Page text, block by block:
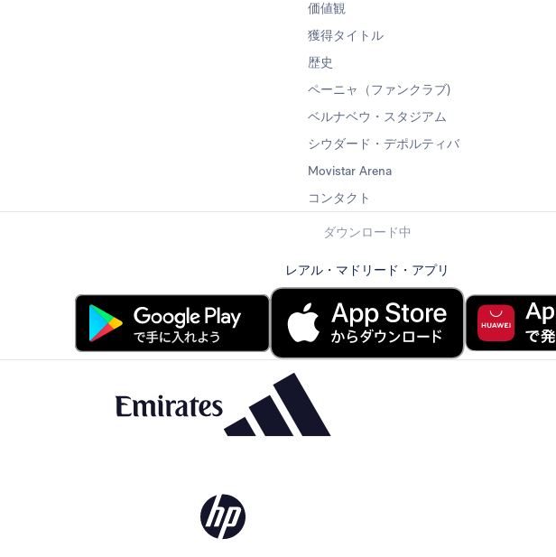
価値観
獲得タイトル
歴史
ペーニャ（ファンクラブ)
ベルナベウ・スタジアム
シウダード・デポルティバ
Movistar Arena
コンタクト
ダウンロード中
レアル・マドリード・アプリ